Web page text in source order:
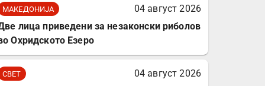
комплет за заштита на
МАКЕДОНИЈА
04 август 2026
лица приведени за незаконски риболов
Охридското Езеро
СВЕТ
04 август 2026